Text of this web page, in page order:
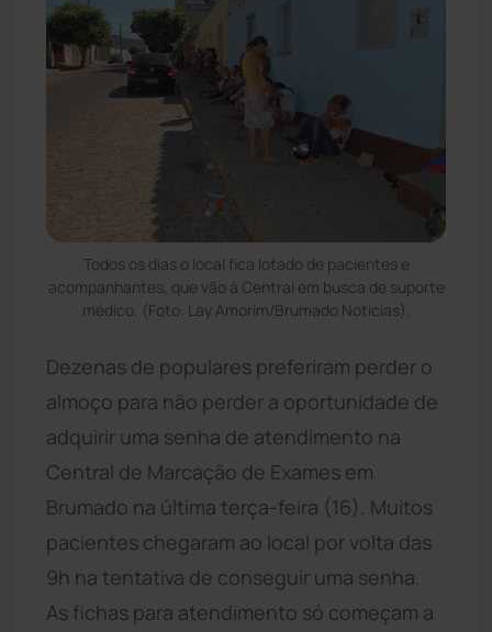
Todos os dias o local fica lotado de pacientes e
acompanhantes, que vão à Central em busca de suporte
médico. (Foto: Lay Amorim/Brumado Notícias).
Dezenas de populares preferiram perder o
almoço para não perder a oportunidade de
adquirir uma senha de atendimento na
Central de Marcação de Exames em
Brumado na última terça-feira (16). Muitos
pacientes chegaram ao local por volta das
9h na tentativa de conseguir uma senha.
As fichas para atendimento só começam a